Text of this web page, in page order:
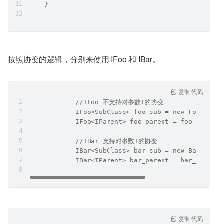
    }
按照协变的逻辑，分别来使用 IFoo 和 IBar。
            //IFoo 不支持对参数T的协变
IFoo<SubClass> foo_sub = new
IFoo<IParent> foo_parent = foo_sub;//
            //IBar 支持对参数T的协变
IBar<SubClass> bar_sub = new
            IBar<IParent> bar_parent = bar_sub;
复制代码
复制代码